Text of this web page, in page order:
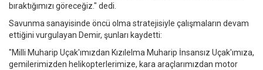
bıraktığımızı göreceğiz." dedi.
Savunma sanayisinde öncü olma stratejisiyle çalışmaların devam
ettiğini vurgulayan Demir, şunları kaydetti:
"Milli Muharip Uçak'ımızdan Kızılelma Muharip İnsansız Uçak'ımıza,
gemilerimizden helikopterlerimize, kara araçlarımızdan motor